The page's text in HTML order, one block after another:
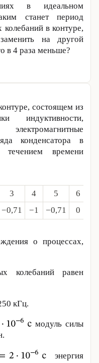
в идеальном
станет период
в контуре,
на другой
в 4 раза меньше?
состоящем из
индуктивности,
конденсатора в
течением времени
3 4 5 6
−0,71 −1 −0,71 0
о процессах,
колебаний равен
кГц.
модуль силы
энергия